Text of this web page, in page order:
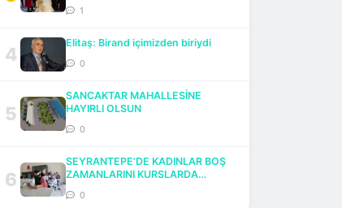
1
4
Elitaş: Birand içimizden biriydi
0
5
SANCAKTAR MAHALLESİNE
HAYIRLI OLSUN
0
6
SEYRANTEPE’DE KADINLAR BOŞ
ZAMANLARINI KURSLARDA
0